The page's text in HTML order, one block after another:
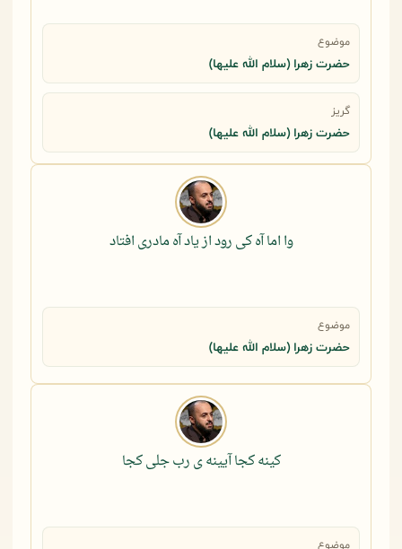
موضوع
حضرت زهرا (سلام الله علیها)
گریز
حضرت زهرا (سلام الله علیها)
وا اما آه کی رود از یاد آه مادری افتاد
موضوع
حضرت زهرا (سلام الله علیها)
کینه کجا آیینه ی رب جلی کجا
موضوع